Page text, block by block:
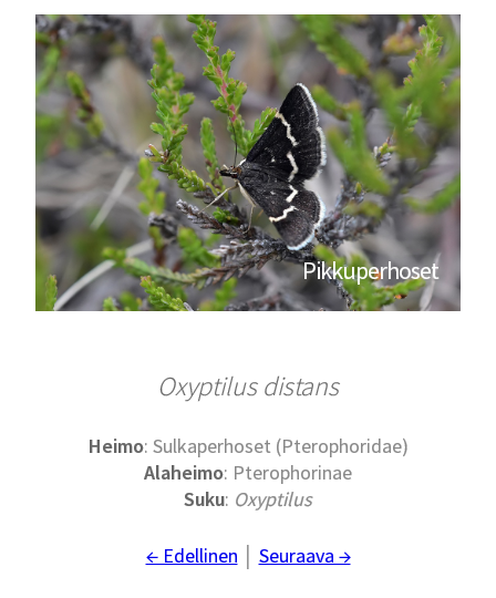
Pikkuperhoset
Oxyptilus distans
Heimo: Sulkaperhoset (Pterophoridae)
Alaheimo: Pterophorinae
Suku: Oxyptilus
← Edellinen Seuraava →